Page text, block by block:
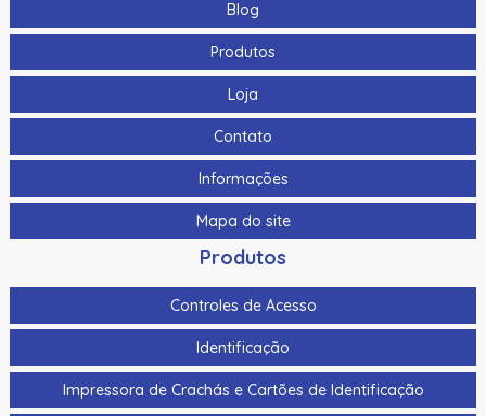
Blog
Produtos
Loja
Contato
Informações
Mapa do site
Produtos
Controles de Acesso
Identificação
Impressora de Crachás e Cartões de Identificação